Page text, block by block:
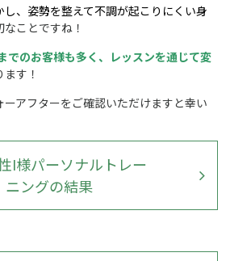
、姿勢を整えて不調が起こりにくい身
ことですね！
でのお客様も多く、レッスンを通じて変
す！
アフターをご確認いただけますと幸い
I様パーソナルトレー
ニングの結果